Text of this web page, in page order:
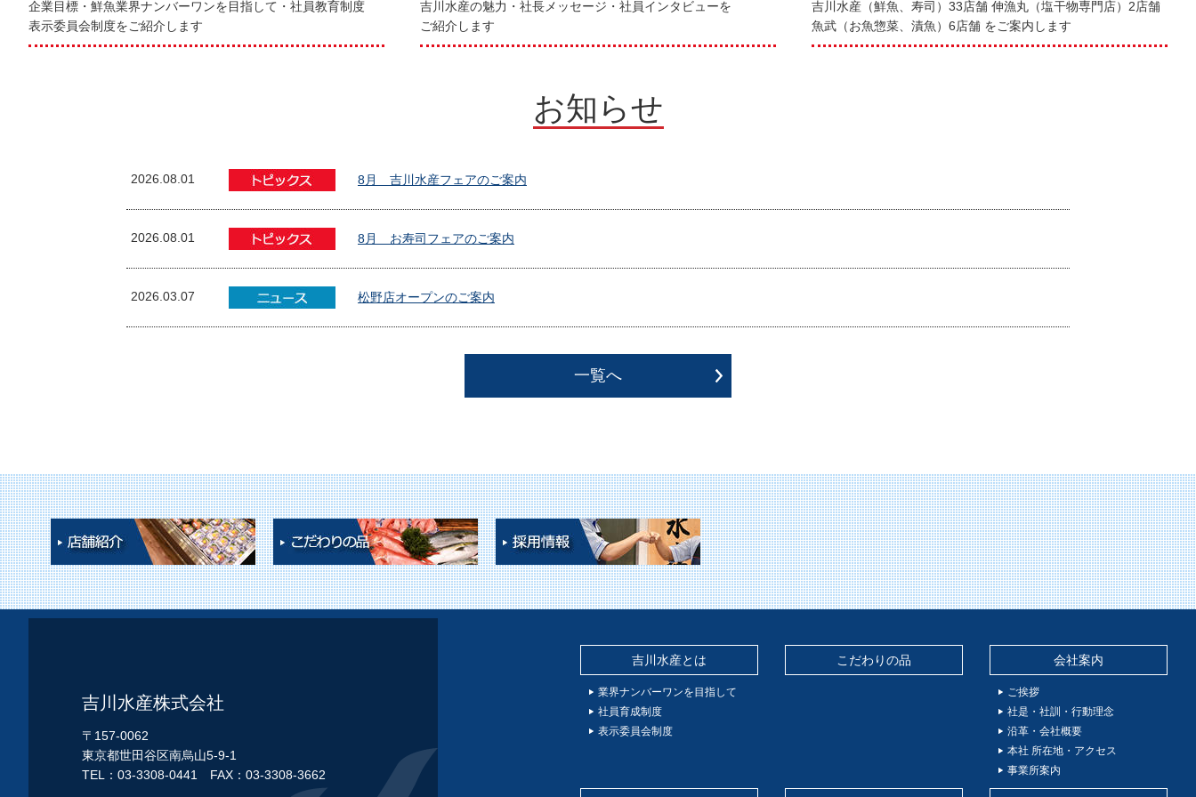
企業目標・鮮魚業界ナンバーワンを目指して・社員教育制度
表示委員会制度をご紹介します
吉川水産の魅力・社長メッセージ・社員インタビューを
ご紹介します
吉川水産（鮮魚、寿司）33店舗 伸漁丸（塩干物専門店）2店舗
魚武（お魚惣菜、漬魚）6店舗 をご案内します
お知らせ
2026.08.01 8月 吉川水産フェアのご案内
2026.08.01 8月 お寿司フェアのご案内
2026.03.07 松野店オープンのご案内
一覧へ
吉川水産株式会社
〒157-0062
東京都世田谷区南烏山5-9-1
TEL：03-3308-0441 FAX：03-3308-3662
吉川水産とは
業界ナンバーワンを目指して
社員育成制度
表示委員会制度
こだわりの品 会社案内
ご挨拶
社是・社訓・行動理念
沿革・会社概要
本社 所在地・アクセス
事業所案内